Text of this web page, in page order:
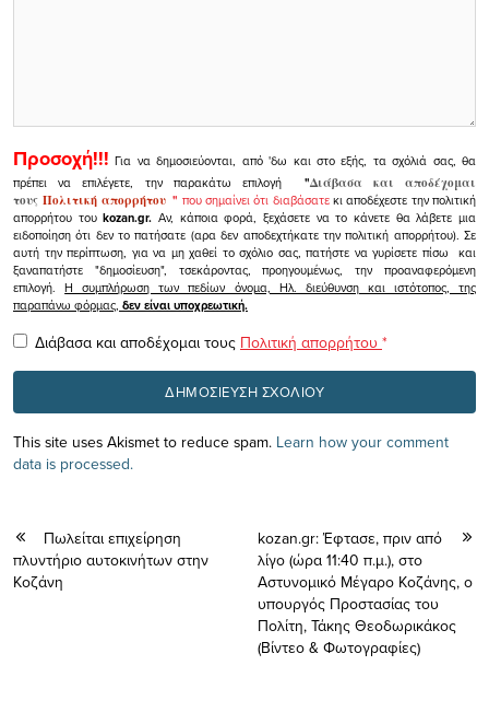
Προσοχή!!! Για να δημοσιεύονται, από 'δω και στο εξής, τα σχόλιά σας, θα
πρέπει να επιλέγετε, την παρακάτω επιλογή
"Διάβασα και αποδέχομαι
τουςΠολιτική απορρήτου" που σημαίνει ότι διαβάσατεκι αποδέχεστε την πολιτική
απορρήτου τουkozan.gr. Αν, κάποια φορά, ξεχάσετε να το κάνετε θα λάβετε μια
ειδοποίηση ότι δεν το πατήσατε (αρα δεν αποδεχτήκατε την πολιτική απορρήτου). Σε
αυτή την περίπτωση, για να μη χαθεί το σχόλιο σας, πατήστε να γυρίσετε πίσω και
ξαναπατήστε "δημοσίευση", τσεκάροντας, προηγουμένως, την προαναφερόμενη
επιλογή.Η συμπλήρωση των πεδίων όνομα, Ηλ. διεύθυνση και ιστότοπος, της
παραπάνω φόρμας, δεν είναι υποχρεωτική.
Διάβασα και αποδέχομαι τους Πολιτική απορρήτου *
This site uses Akismet to reduce spam. Learn how your comment
data is processed.
Πωλείται επιχείρηση
πλυντήριο αυτοκινήτων στην
Κοζάνη
kozan.gr: Έφτασε, πριν από
λίγο (ώρα 11:40 π.μ.), στο
Αστυνομικό Μέγαρο Κοζάνης, ο
υπουργός Προστασίας του
Πολίτη, Τάκης Θεοδωρικάκος
(Βίντεο & Φωτογραφίες)